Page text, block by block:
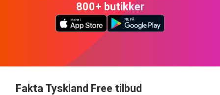
800+ butikker
Fakta Tyskland Free tilbud